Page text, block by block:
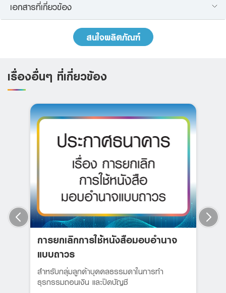
เอกสารที่เกี่ยวข้อง
สนใจผลิตภัณฑ์
เรื่องอื่นๆ ที่เกี่ยวข้อง
การยกเลิกการใช้หนังสือมอบอำนาจ
แบบถาวร
สำหรับกลุ่มลูกค้าบุคคลธรรมดาในการทำ
ธุรกรรมถอนเงิน และปิดบัญชี